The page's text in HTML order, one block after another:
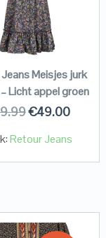
Meisjes jurk
Licht appel groen
€49.00
Retour Jeans